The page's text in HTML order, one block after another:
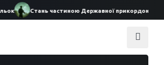
Стань частиною Державної прикордонної